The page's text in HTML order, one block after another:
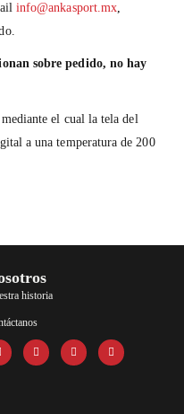
info@ankasport.mx,
sobre pedido, no hay
el cual la tela del
a una temperatura de 200
historia